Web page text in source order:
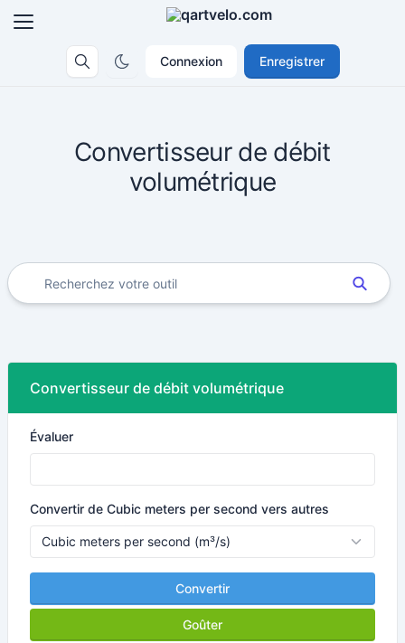
Connexion Enregistrer
Convertisseur de débit
volumétrique
Convertisseur de débit volumétrique
Évaluer
Convertir de Cubic meters per second vers autres
Convertir
Goûter